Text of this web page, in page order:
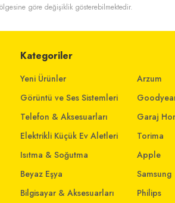
göre değişiklik gösterebilmektedir.
Kategoriler
Yeni Ürünler
Görüntü ve Ses Sistemleri
Telefon & Aksesuarları
Elektrikli Küçük Ev Aletleri
Isıtma & Soğutma
Beyaz Eşya
Bilgisayar & Aksesuarları
Arzum
Garaj
Torima
Apple
Samsung
Philips